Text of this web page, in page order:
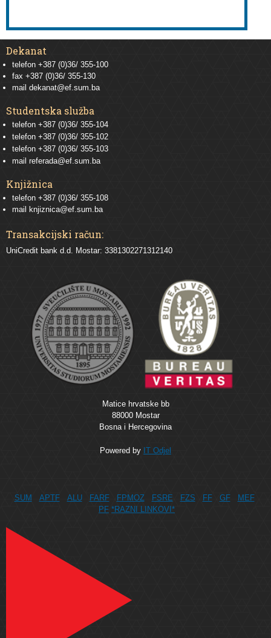
Dekanat
telefon +387 (0)36/ 355-100
fax +387 (0)36/ 355-130
mail dekanat@ef.sum.ba
Studentska služba
telefon +387 (0)36/ 355-104
telefon +387 (0)36/ 355-102
telefon +387 (0)36/ 355-103
mail referada@ef.sum.ba
Knjižnica
telefon +387 (0)36/ 355-108
mail
knjiznica@ef.sum.ba
Transakcijski račun:
UniCredit bank d.d. Mostar: 3381302271312140
Matice hrvatske bb
88000 Mostar
Bosna i Hercegovina
Powered by IT Odjel
SUM APTF ALU FARF FPMOZ FSRE FZS FF GF
MEF
PF *RAZNI LINKOVI*